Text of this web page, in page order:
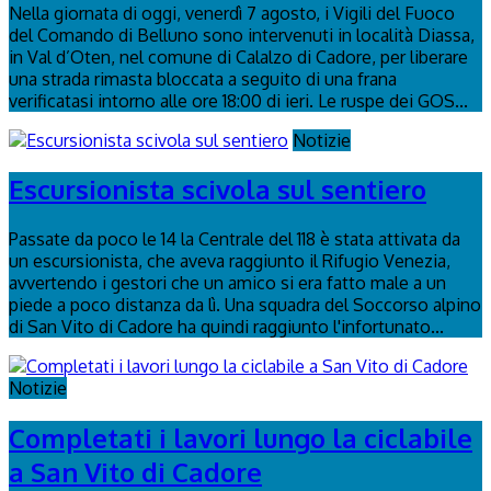
Nella giornata di oggi, venerdì 7 agosto, i Vigili del Fuoco
del Comando di Belluno sono intervenuti in località Diassa,
in Val d’Oten, nel comune di Calalzo di Cadore, per liberare
una strada rimasta bloccata a seguito di una frana
verificatasi intorno alle ore 18:00 di ieri. Le ruspe dei GOS...
Notizie
Escursionista scivola sul sentiero
Passate da poco le 14 la Centrale del 118 è stata attivata da
un escursionista, che aveva raggiunto il Rifugio Venezia,
avvertendo i gestori che un amico si era fatto male a un
piede a poco distanza da lì. Una squadra del Soccorso alpino
di San Vito di Cadore ha quindi raggiunto l'infortunato...
Notizie
Completati i lavori lungo la ciclabile
a San Vito di Cadore